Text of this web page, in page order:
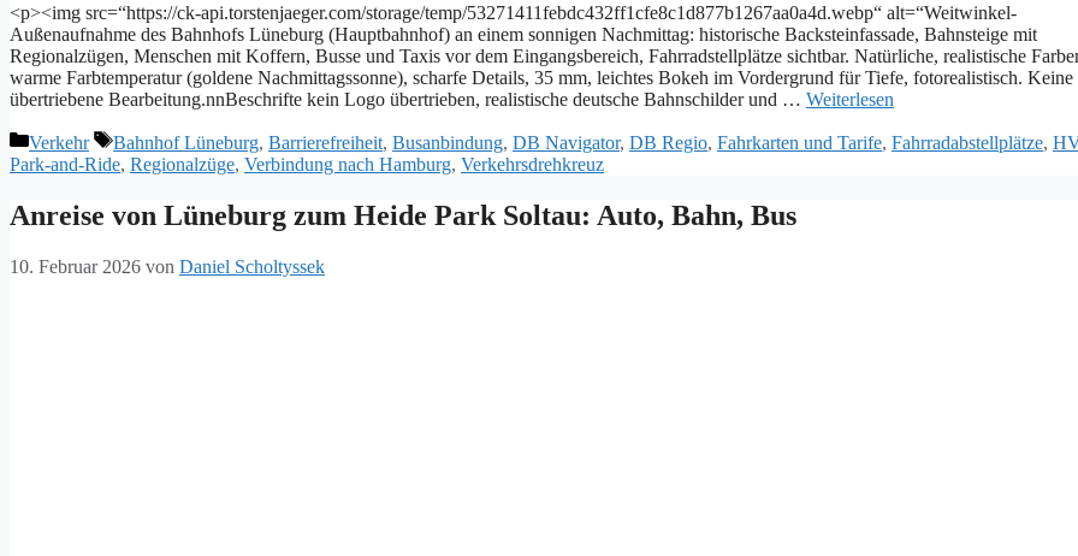
<p><img src=“https://ck-api.torstenjaeger.com/storage/temp/53271411febdc432ff1cfe8c1d877b1267aa0a4d.webp“ alt=“Weitwinkel-
Außenaufnahme des Bahnhofs Lüneburg (Hauptbahnhof) an einem sonnigen Nachmittag: historische Backsteinfassade, Bahnsteige mit
Regionalzügen, Menschen mit Koffern, Busse und Taxis vor dem Eingangsbereich, Fahrradstellplätze sichtbar. Natürliche, realistische
warme Farbtemperatur (goldene Nachmittagssonne), scharfe Details, 35 mm, leichtes Bokeh im Vordergrund für Tiefe, fotorealistisch. Keine
übertriebene Bearbeitung.nnBeschrifte kein Logo übertrieben, realistische deutsche Bahnschilder und … Weiterlesen
Kategorien
Verkehr Schlagwörter
Bahnhof Lüneburg, Barrierefreiheit, Busanbindung, DB Navigator, DB Regio, Fahrkarten und Tarife, Fahrradabstellplätze,
Park-and-Ride, Regionalzüge, Verbindung nach Hamburg, Verkehrsdrehkreuz
Anreise von Lüneburg zum Heide Park Soltau: Auto, Bahn, Bus
10. Februar 2026 von Daniel Scholtyssek